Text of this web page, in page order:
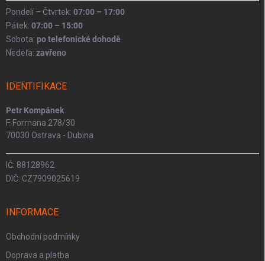
Pondelí – Čtvrtek: 07:00 – 17:00
Pátek: 07:00 – 15:00
Sobota: po telefonické dohodě
Nedeľa: zavřeno
IDENTIFIKACE
Petr Kompánek
F. Formana 278/30
70030 Ostrava - Dubina
IČ: 88128962
DIČ: CZ7909025619
INFORMACE
Obchodní podmínky
Doprava a platba